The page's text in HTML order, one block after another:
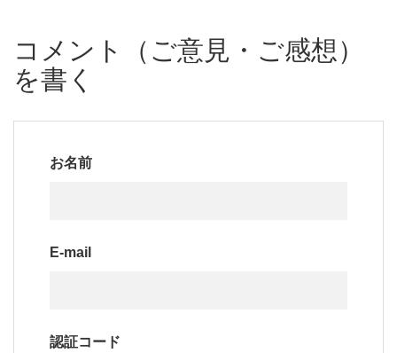
コメント（ご意見・ご感想）
を書く
お名前
E-mail
認証コード